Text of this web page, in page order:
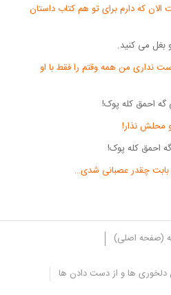
الان که دارم برای تو هم کتاب داستان
بغل می کنید.
نداری من همه وقتم را فقط با او
احمق کله پوک!
محلش نذار!
احمق کله پوک!
بابت چقدر عصبانی شدی…
(صفحه اصلی)
دلخوری ها و از دست دادن ها